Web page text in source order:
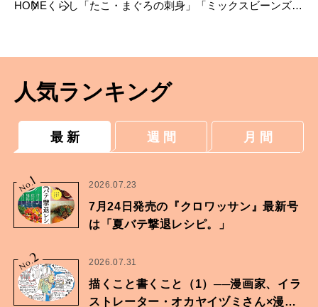
HOME くらし
「たこ・まぐろの刺身」「ミックスビーンズ」
人気ランキング
最 新 週 間 月 間
No.
1 2026.07.23
7月24日発売の『クロワッサン』最新号
は「夏バテ撃退レシピ。」
No.2 2026.07.31
描くこと書くこと（1）──漫画家、イラ
ストレーター・オカヤイヅミさん×漫画